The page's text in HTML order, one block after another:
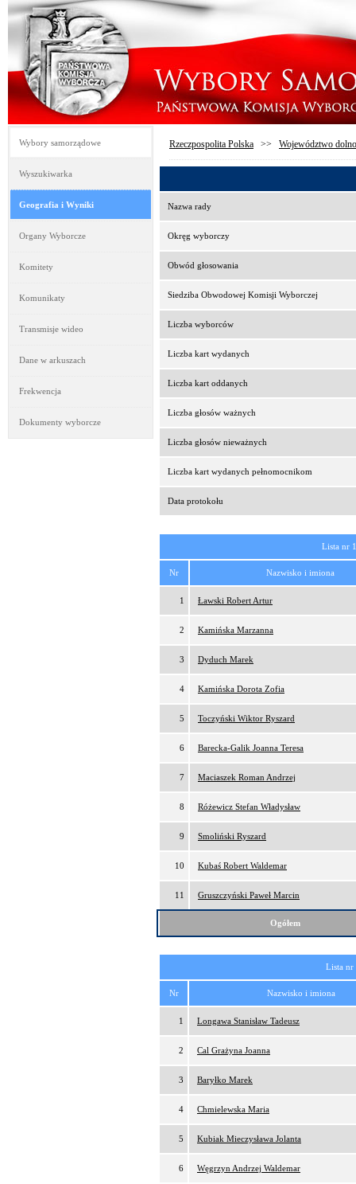
Wybory samorządowe
Wyszukiwarka
Geografia i Wyniki
Organy Wyborcze
Komitety
Komunikaty
Transmisje wideo
Dane w arkuszach
Frekwencja
Dokumenty wyborcze
Rzeczpospolita Polska >> Województwo
Nazwa rady
Okręg wyborczy
Obwód głosowania
Siedziba Obwodowej Komisji Wyborczej
Liczba wyborców
Liczba kart wydanych
Liczba kart oddanych
Liczba głosów ważnych
Liczba głosów nieważnych
Liczba kart wydanych pełnomocnikom
Data protokołu
Lista nr
Nr Nazwisko i imiona
1 Ławski Robert Artur
2 Kamińska Marzanna
3 Dyduch Marek
4 Kamińska Dorota Zofia
5 Toczyński Wiktor Ryszard
6 Barecka-Galik Joanna Teresa
7 Maciaszek Roman Andrzej
8 Różewicz Stefan Władysław
9 Smoliński Ryszard
10 Kubaś Robert Waldemar
11 Gruszczyński Paweł Marcin
Ogółem
Lista
Nr Nazwisko i imiona
1 Longawa Stanisław Tadeusz
2 Cal Grażyna Joanna
3 Baryłko Marek
4 Chmielewska Maria
5 Kubiak Mieczysława Jolanta
6 Węgrzyn Andrzej Waldemar